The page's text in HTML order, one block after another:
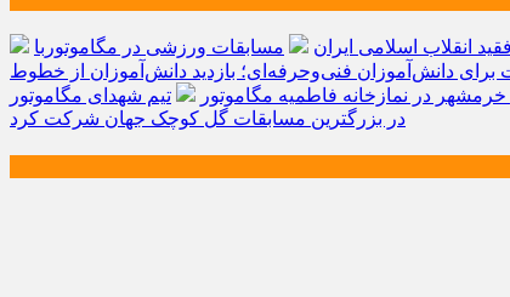
انقلاب اسلامی ایران
مسابقات ورزشی در مگاموتوربا
برای دانش‌آموزان فنی‌وحرفه‌ای؛ بازدید دانش‌آموزان از خطوط
در نمازخانه فاطمیه مگاموتور
تیم شهدای مگاموتور
در بزرگترین مسابقات گل کوچک جهان شرکت کرد